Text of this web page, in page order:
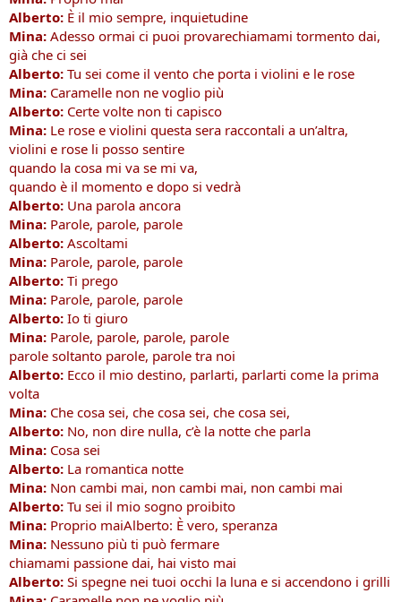
Alberto: È il mio sempre, inquietudine
Mina: Adesso ormai ci puoi provarechiamami tormento dai,
già che ci sei
Alberto: Tu sei come il vento che porta i violini e le rose
Mina: Caramelle non ne voglio più
Alberto: Certe volte non ti capisco
Mina: Le rose e violini questa sera raccontali a un’altra,
violini e rose li posso sentire
quando la cosa mi va se mi va,
quando è il momento e dopo si vedrà
Alberto: Una parola ancora
Mina: Parole, parole, parole
Alberto: Ascoltami
Mina: Parole, parole, parole
Alberto: Ti prego
Mina: Parole, parole, parole
Alberto: Io ti giuro
Mina: Parole, parole, parole, parole
parole soltanto parole, parole tra noi
Alberto: Ecco il mio destino, parlarti, parlarti come la prima
volta
Mina: Che cosa sei, che cosa sei, che cosa sei,
Alberto: No, non dire nulla, c’è la notte che parla
Mina: Cosa sei
Alberto: La romantica notte
Mina: Non cambi mai, non cambi mai, non cambi mai
Alberto: Tu sei il mio sogno proibito
Mina: Proprio maiAlberto: È vero, speranza
Mina: Nessuno più ti può fermare
chiamami passione dai, hai visto mai
Alberto: Si spegne nei tuoi occhi la luna e si accendono i grilli